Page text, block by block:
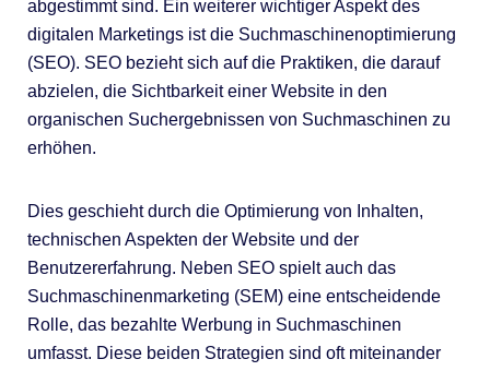
abgestimmt sind. Ein weiterer wichtiger Aspekt des
digitalen Marketings ist die Suchmaschinenoptimierung
(SEO). SEO bezieht sich auf die Praktiken, die darauf
abzielen, die Sichtbarkeit einer Website in den
organischen Suchergebnissen von Suchmaschinen zu
erhöhen.
Dies geschieht durch die Optimierung von Inhalten,
technischen Aspekten der Website und der
Benutzererfahrung. Neben SEO spielt auch das
Suchmaschinenmarketing (SEM) eine entscheidende
Rolle, das bezahlte Werbung in Suchmaschinen
umfasst. Diese beiden Strategien sind oft miteinander